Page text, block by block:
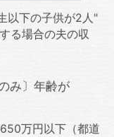
以下の子供が2人"
る場合の夫の収
み〕年齢が
650万円以下（都道